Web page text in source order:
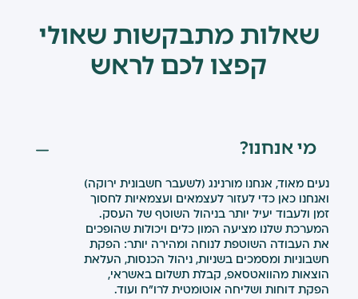
שאלות מתבקשות שאולי
קפצו לכם לראש
מי אנחנו?
נעים מאוד, אנחנו מורנינג (לשעבר חשבונית ירוקה)
ואנחנו כאן כדי לעזור לעצמאים ועצמאיות לחסוך
זמן ולעבוד יעיל יותר בניהול השוטף של העסק.
המערכת שלנו מציעה המון כלים ויכולות שהופכים
את העבודה השוטפת לנוחה ומהירה יותר: הפקת
חשבוניות ומסמכים בשניות, ניהול הכנסות, העלאת
הוצאות מהוואטסאפ, קבלת תשלום באשראי,
הפקת דוחות ושליחה אוטומטית לרו״ח ועוד.